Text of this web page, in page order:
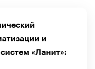
и
«Ланит»: